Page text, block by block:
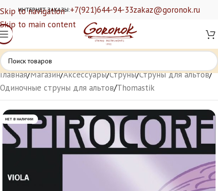
Skip to navigation
Skip to main content
ИНТЕРНЕТ ЗАКАЗЫ:+7(921)644-94-33zakaz@goronok.ru
Главная/Магазин/Аксессуары/Струны/Струны для альтов/
Одиночные струны для альтов/Thomastik
НЕТ В НАЛИЧИИ